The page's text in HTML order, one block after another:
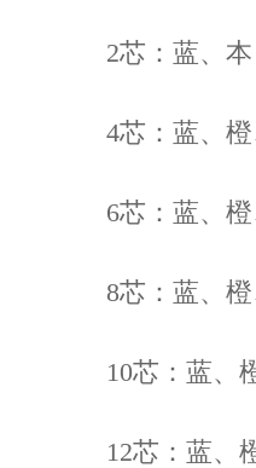
2芯：蓝、本
4芯：蓝、橙
6芯：蓝、橙
8芯：蓝、橙
10芯：蓝、橙
12芯：蓝、橙